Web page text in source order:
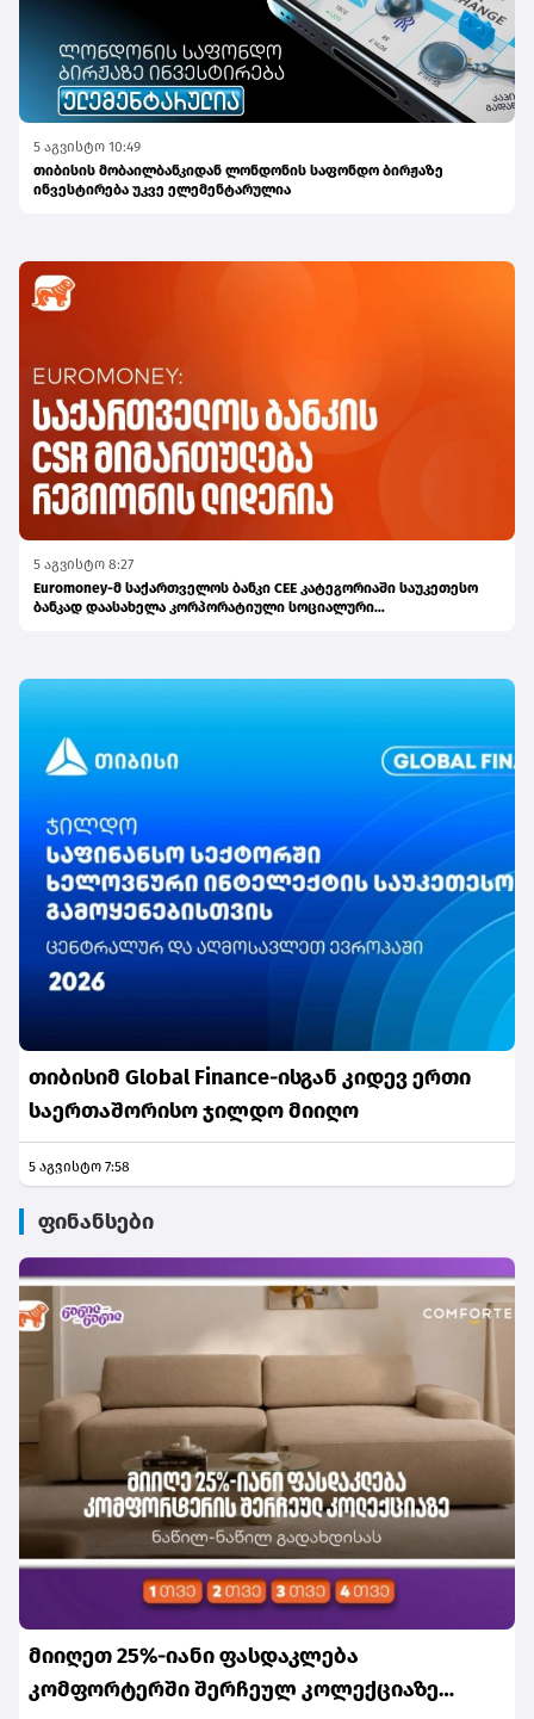
5 აგვისტო 10:49
თიბისის მობაილბანკიდან ლონდონის საფონდო ბირჟაზე
ინვესტირება უკვე ელემენტარულია
5 აგვისტო 8:27
Euromoney-მ საქართველოს ბანკი CEE კატეგორიაში საუკეთესო
ბანკად დაასახელა კორპორატიული სოციალური
თიბისიმ Global Finance-ისგან კიდევ ერთი
საერთაშორისო ჯილდო მიიღო
5 აგვისტო 7:58
ფინანსები
მიიღეთ 25%-იანი ფასდაკლება
კომფორტერში შერჩეულ კოლექციაზე